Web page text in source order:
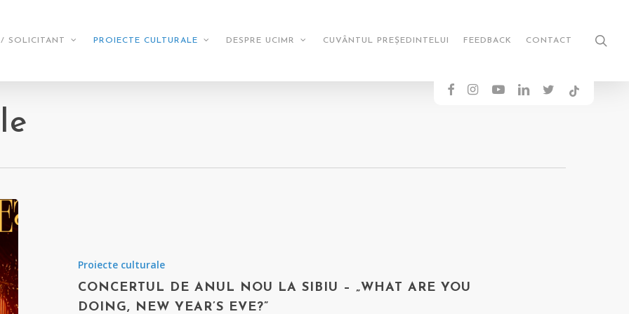
SOLICITANT PROIECTE CULTURALE DESPRE UCIMR CUVÂNTUL PREȘEDINTELUI FEEDBACK CONTACT
FACEBOOK
INSTAGRAMYOUTUBELINKEDINTWITTERTIKTOK
Proiecte culturale
CONCERTUL DE ANUL NOU LA SIBIU – „WHAT ARE YOU
DOING, NEW YEAR’S EVE?”